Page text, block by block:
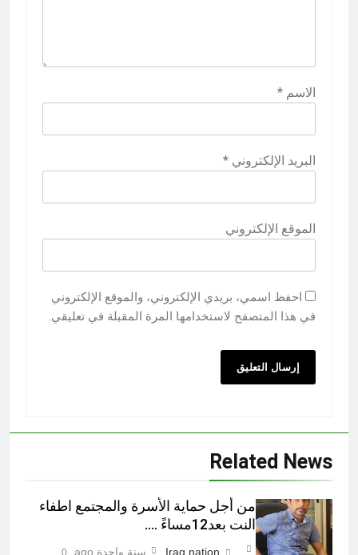
الاسم *
البريد الإلكتروني *
الموقع الإلكتروني
احفظ اسمي، بريدي الإلكتروني، والموقع الإلكتروني
في هذا المتصفح لاستخدامها المرة المقبلة في تعليقي.
Related News
من أجل حماية الأسرة والمجتمع اطفاء
النت بعد12مساءً ….
Iraq nation سنة واحدة ago 0